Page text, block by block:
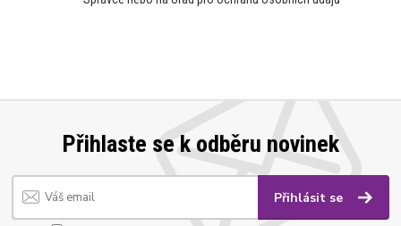
Přihlaste se k odběru novinek
Přihlásit se